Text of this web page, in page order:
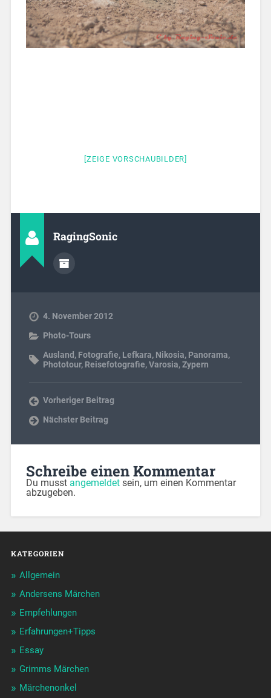
[ZEIGE VORSCHAUBILDER]
RagingSonic
4. November 2012
Photo-Tours
Ausland , Fotografie, Lefkara, Nikosia, Panorama,
Phototour, Reisefotografie,Varosia,Zypern
Vorheriger Beitrag
Nächster Beitrag
Schreibe einen Kommentar
Du musst angemeldetsein, um einen Kommentar
abzugeben.
KATEGORIEN
Allgemein
Andersens Märchen
Empfehlungen
Erfahrungen+Tipps
Essay
Grimms Märchen
Märchenonkel